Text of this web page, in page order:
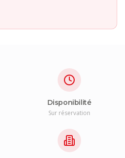
Disponibilité
Sur réservation